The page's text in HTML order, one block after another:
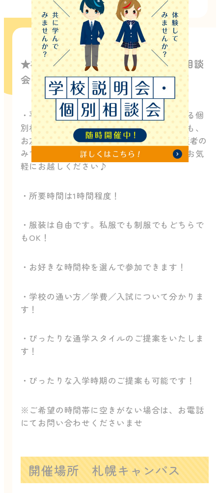
★初めての方におすすめ★平日個別相談
会
・平日に個別相談と授業の様子が見学できる個
別相談会！一人でも、保護者の方と一緒でも、
お友達と参加でもOK！ もちろん、保護者の
みでのご参加でも全く問題ございません。お気
軽にお越しください♪
・所要時間は1時間程度！
・服装は自由です。私服でも制服でもどちらで
もOK！
・お好きな時間枠を選んで参加できます！
・学校の通い方／学費／入試について分かりま
す！
・ぴったりな通学スタイルのご提案をいたしま
す！
・ぴったりな入学時期のご提案も可能です！
※ご希望の時間帯に空きがない場合は、お電話
にてお問い合わせくださいませ
開催場所 札幌キャンパス